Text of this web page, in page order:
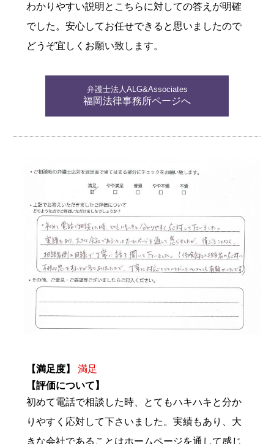
わかりやすい説明とこちらに対しての答えが明確
でした。安心してお任せできると思いましたので
どうぞ宜しくお願い致します。
弁護士法人ALG&Associates
福岡法律事務所ページへ
【満足度】
満足
【評価について】
初めて電話で相談した時、とてもハキハキと分か
りやすく応対して下さいました。実績もあり、大
きな会社であることはホームページを通して感じ